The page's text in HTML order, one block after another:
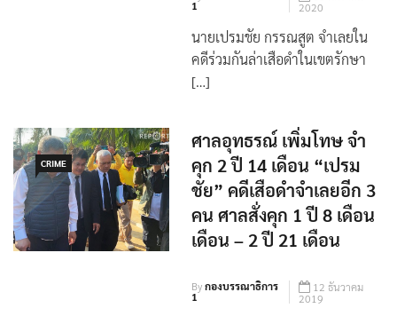
Byกองบรรณาธิการ
1
13 มกราคม
2020
นายเปรมชัย กรรณสูต จำเลยใน
CRIME
ศาลอุทธรณ์ เพิ่มโทษ จำ
คุก 2 ปี 14 เดือน “เปรม
ชัย” คดีเสือดำจำเลยอีก 3
คน ศาลสั่งคุก 1 ปี 8 เดือน
เดือน – 2 ปี 21 เดือน